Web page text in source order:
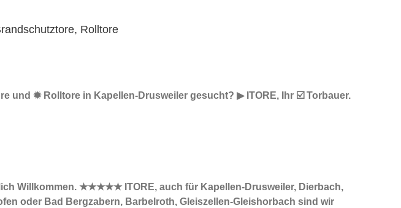
Rolltore
✹ Rolltore in Kapellen-Drusweiler gesucht? ▶︎ ITORE, Ihr ☑️ Torbauer.
Willkommen. ★★★★★ ITORE, auch für Kapellen-Drusweiler, Dierbach,
oder Bad Bergzabern, Barbelroth, Gleiszellen-Gleishorbach sind wir